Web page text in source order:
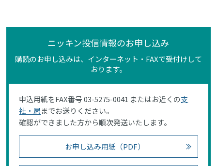
ニッキン投信情報のお申し込み
購読のお申し込みは、インターネット・FAXで受付けして
おります。
申込用紙をFAX番号 03-5275-0041 またはお近くの支
社・局までお送りください。
確認ができました方から順次発送いたします。
お申し込み用紙（PDF）